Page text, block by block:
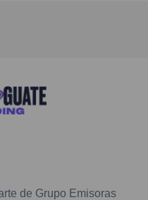
de Grupo Emisoras